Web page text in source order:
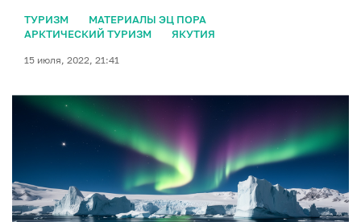
ТУРИЗМ
МАТЕРИАЛЫ ЭЦ ПОРА
АРКТИЧЕСКИЙ ТУРИЗМ
ЯКУТИЯ
15 июля, 2022, 21:41